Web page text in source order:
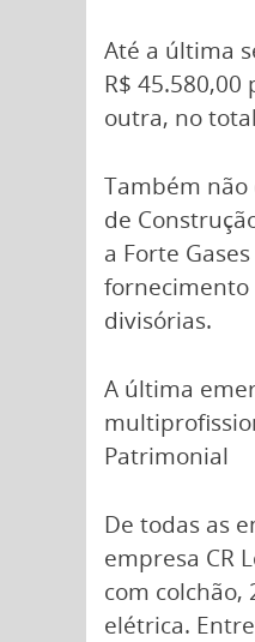
Até a última
R$
outra, no
Também não
de
a Forte
fornecimento
divisórias.
A última
Patrimonial
De todas as
empresa CR
com colchão,
elétrica.